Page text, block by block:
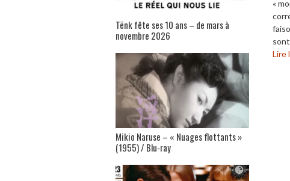
«
Lire
Tënk fête ses 10 ans – de mars à
novembre 2026
Mikio Naruse – « Nuages flottants »
(1955) / Blu-ray